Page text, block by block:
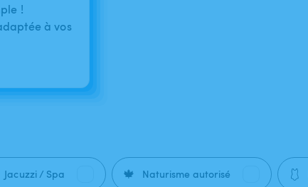
!
à vos
Jacuzzi / Spa 🍁 Naturisme autorisé 🩱